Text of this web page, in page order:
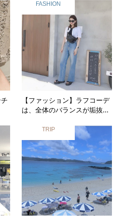
FASHION
【ファッション】ラフコーデ
は、全体のバランスが垢抜...
TRIP